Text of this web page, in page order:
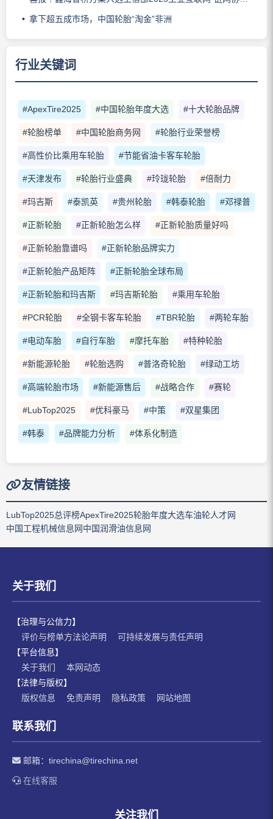
拿下超五成市场，中国轮胎“淘金”非洲
行业关键词
#ApexTire2025 #中国轮胎年度大选 #十大轮胎品牌
#轮胎榜单 #中国轮胎商务网 #轮胎行业荣誉榜
#高性价比乘用车轮胎 #节能省油卡客车轮胎
#天津发布 #轮胎行业盛典 #玲珑轮胎 #倍耐力
#玛吉斯 #泰凯英 #贵州轮胎 #韩泰轮胎 #邓禄普
#正新轮胎 #正新轮胎怎么样 #正新轮胎质量好吗
#正新轮胎靠谱吗 #正新轮胎品牌实力
#正新轮胎产品矩阵 #正新轮胎全球布局
#正新轮胎和玛吉斯 #玛吉斯轮胎 #乘用车轮胎
#PCR轮胎 #全钢卡客车轮胎 #TBR轮胎 #两轮车胎
#电动车胎 #自行车胎 #摩托车胎 #特种轮胎
#新能源轮胎 #轮胎选购 #普洛奇轮胎 #绿动工坊
#高端轮胎市场 #新能源售后 #战略合作 #赛轮
#LubTop2025 #优科豪马 #中策 #双星集团
#韩泰 #品牌能力分析 #体系化制造
友情链接
LubTop2025总评榜ApexTire2025轮胎年度大选车油轮人才网
中国工程机械信息网中国润滑油信息网
关于我们
【治理与公信力】
评价与榜单方法论声明
可持续发展与责任声明
【平台信息】
关于我们
本网动态
【法律与版权】
版权信息
免责声明 隐私政策 网站地图
联系我们
邮箱： tirechina@tirechina.net
在线客服
关注我们